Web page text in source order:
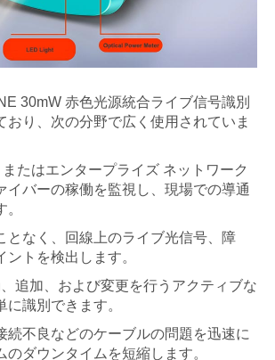
30mW 赤色光源統合ライブ信号識別
おり、次の分野で広く使用されていま
たはエンタープライズ ネットワーク
イバーの稼働を監視し、現場での導通
となく、回線上のライブ光信号、障
トを検出します。
追加、および変更を行うアクティブな
識別できます。
続不良などのケーブルの問題を迅速に
のダウンタイムを短縮します。